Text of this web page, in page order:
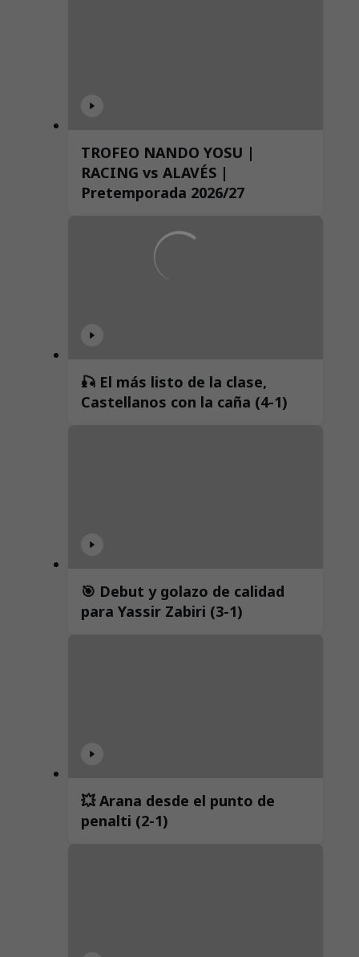
TROFEO NANDO YOSU |
RACING vs ALAVÉS |
Pretemporada 2026/27
🎣 El más listo de la clase,
Castellanos con la caña (4-1)
🎯 Debut y golazo de calidad
para Yassir Zabiri (3-1)
💥 Arana desde el punto de
penalti (2-1)